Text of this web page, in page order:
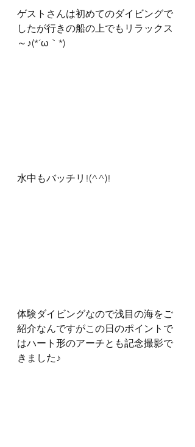
ゲストさんは初めてのダイビングで
したが行きの船の上でもリラックス
～♪(*´ω｀*)
水中もバッチリ!(^^)!
体験ダイビングなので浅目の海をご
紹介なんですがこの日のポイントで
はハート形のアーチとも記念撮影で
きました♪